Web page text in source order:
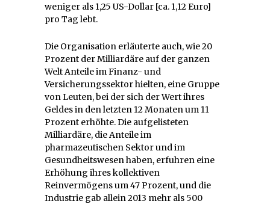
weniger als 1,25 US-Dollar [ca. 1,12 Euro]
pro Tag lebt.
Die Organisation erläuterte auch, wie 20
Prozent der Milliardäre auf der ganzen
Welt Anteile im Finanz- und
Versicherungssektor hielten, eine Gruppe
von Leuten, bei der sich der Wert ihres
Geldes in den letzten 12 Monaten um 11
Prozent erhöhte. Die aufgelisteten
Milliardäre, die Anteile im
pharmazeutischen Sektor und im
Gesundheitswesen haben, erfuhren eine
Erhöhung ihres kollektiven
Reinvermögens um 47 Prozent, und die
Industrie gab allein 2013 mehr als 500